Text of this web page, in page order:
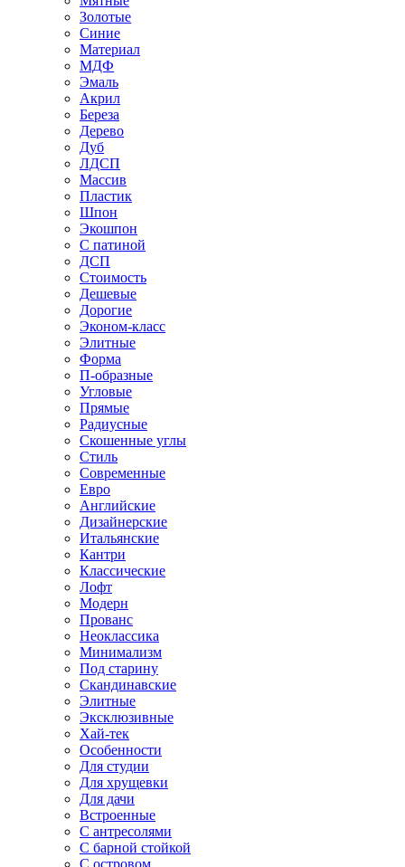
Золотые
Синие
Материал
МДФ
Эмаль
Акрил
Береза
Дерево
Дуб
ЛДСП
Массив
Пластик
Шпон
Экошпон
С патиной
ДСП
Стоимость
Дешевые
Дорогие
Эконом-класс
Элитные
Форма
П-образные
Угловые
Прямые
Радиусные
Скошенные углы
Стиль
Современные
Евро
Английские
Дизайнерские
Итальянские
Кантри
Классические
Лофт
Модерн
Прованс
Неоклассика
Минимализм
Под старину
Скандинавские
Элитные
Эксклюзивные
Хай-тек
Особенности
Для студии
Для хрущевки
Для дачи
Встроенные
С антресолями
С барной стойкой
С островом